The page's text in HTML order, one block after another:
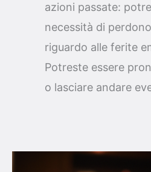
azioni passate:
necessità di
riguardo alle ferite
Potreste essere
o lasciare andare